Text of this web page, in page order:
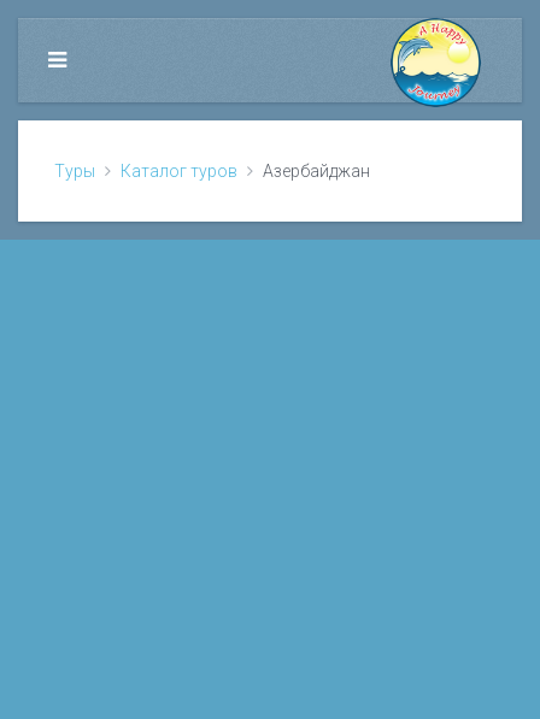
Туры Каталог туров Азербайджан